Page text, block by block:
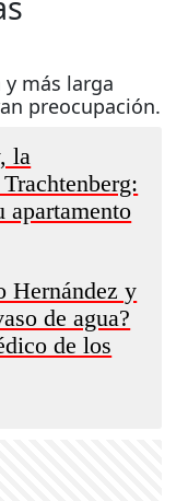
más larga
preocupación.
la
apartamento
Hernández y
de agua?
de los